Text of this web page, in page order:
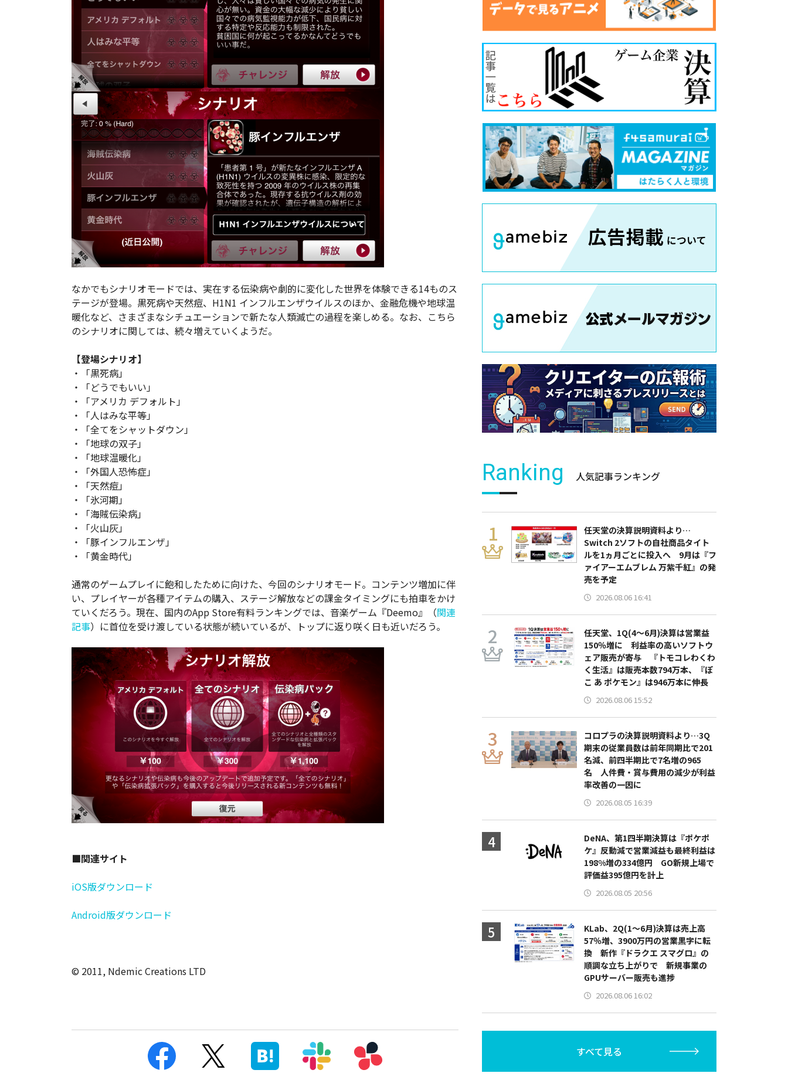
なかでもシナリオモードでは、実在する伝染病や劇的に変化した世界を体験できる14ものス
テージが登場。黒死病や天然痘、H1N1 インフルエンザウイルスのほか、金融危機や地球温
暖化など、さまざまなシチュエーションで新たな人類滅亡の過程を楽しめる。なお、こちら
のシナリオに関しては、続々増えていくようだ。
【登場シナリオ】
・「黒死病」
・「どうでもいい」
・「アメリカ デフォルト」
・「人はみな平等」
・「全てをシャットダウン」
・「地球の双子」
・「地球温暖化」
・「外国人恐怖症」
・「天然痘」
・「氷河期」
・「海賊伝染病」
・「火山灰」
・「豚インフルエンザ」
・「黄金時代」
通常のゲームプレイに飽和したために向けた、今回のシナリオモード。コンテンツ増加に伴
い、プレイヤーが各種アイテムの購入、ステージ解放などの課金タイミングにも拍車をかけ
ていくだろう。現在、国内のApp Store有料ランキングでは、音楽ゲーム『Deemo』（関連
記事）に首位を受け渡している状態が続いているが、トップに返り咲く日も近いだろう。
■関連サイト
iOS版ダウンロード
Android版ダウンロード
© 2011, Ndemic Creations LTD
Ranking 人気記事ランキング
任天堂の決算説明資料より…
Switch 2ソフトの自社商品タイト
ルを1ヵ月ごとに投入へ 9月は『フ
ァイアーエムブレム 万紫千紅』の発
売を予定
2026.08.06 16:41
任天堂、1Q(4～6月)決算は営業益
150％増に 利益率の高いソフトウ
ェア販売が寄与 『トモコレわくわ
く生活』は販売本数794万本、『ぽ
こ あ ポケモン』は946万本に伸長
2026.08.06 15:52
コロプラの決算説明資料より…3Q
期末の従業員数は前年同期比で201
名減、前四半期比で7名増の965
名 人件費・賞与費用の減少が利益
率改善の一因に
2026.08.05 16:39
DeNA、第1四半期決算は『ポケポ
ケ』反動減で営業減益も最終利益は
198%増の334億円 GO新規上場で
評価益395億円を計上
2026.08.05 20:56
KLab、2Q(1～6月)決算は売上高
57％増、3900万円の営業黒字に転
換 新作『ドラクエ スマグロ』の
順調な立ち上がりで 新規事業の
GPUサーバー販売も進捗
2026.08.06 16:02
すべて見る